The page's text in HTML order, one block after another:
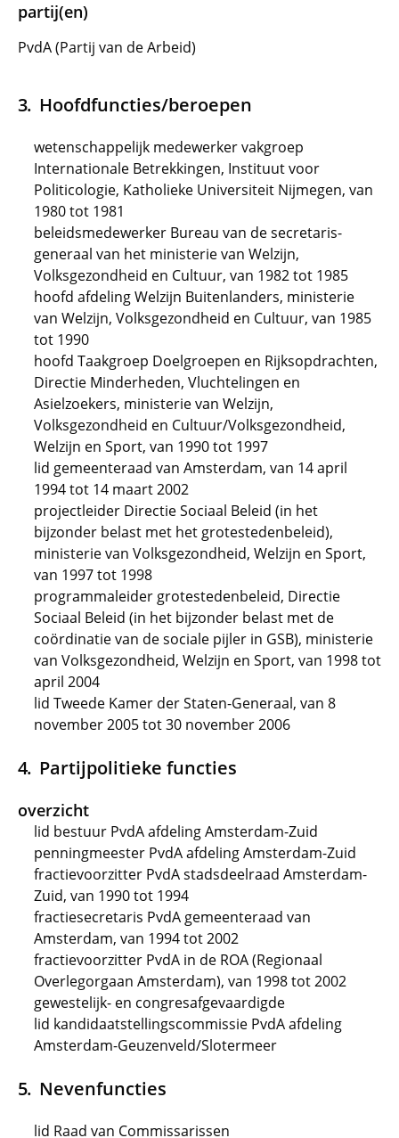
partij(en)
PvdA (Partij van de Arbeid)
Hoofdfuncties/beroepen
wetenschappelijk medewerker vakgroep
Internationale Betrekkingen, Instituut voor
Politicologie, Katholieke Universiteit Nijmegen, van
1980 tot 1981
beleidsmedewerker Bureau van de secretaris-
generaal van het ministerie van Welzijn,
Volksgezondheid en Cultuur, van 1982 tot 1985
hoofd afdeling Welzijn Buitenlanders, ministerie
van Welzijn, Volksgezondheid en Cultuur, van 1985
tot 1990
hoofd Taakgroep Doelgroepen en Rijksopdrachten,
Directie Minderheden, Vluchtelingen en
Asielzoekers, ministerie van Welzijn,
Volksgezondheid en Cultuur/Volksgezondheid,
Welzijn en Sport, van 1990 tot 1997
lid gemeenteraad van Amsterdam, van 14 april
1994 tot 14 maart 2002
projectleider Directie Sociaal Beleid (in het
bijzonder belast met het grotestedenbeleid),
ministerie van Volksgezondheid, Welzijn en Sport,
van 1997 tot 1998
programmaleider grotestedenbeleid, Directie
Sociaal Beleid (in het bijzonder belast met de
coördinatie van de sociale pijler in GSB), ministerie
van Volksgezondheid, Welzijn en Sport, van 1998 tot
april 2004
lid Tweede Kamer der Staten-Generaal, van 8
november 2005 tot 30 november 2006
Partijpolitieke functies
overzicht
lid bestuur PvdA afdeling Amsterdam-Zuid
penningmeester PvdA afdeling Amsterdam-Zuid
fractievoorzitter PvdA stadsdeelraad Amsterdam-
Zuid, van 1990 tot 1994
fractiesecretaris PvdA gemeenteraad van
Amsterdam, van 1994 tot 2002
fractievoorzitter PvdA in de ROA (Regionaal
Overlegorgaan Amsterdam), van 1998 tot 2002
gewestelijk- en congresafgevaardigde
lid kandidaatstellingscommissie PvdA afdeling
Amsterdam-Geuzenveld/Slotermeer
Nevenfuncties
lid Raad van Commissarissen